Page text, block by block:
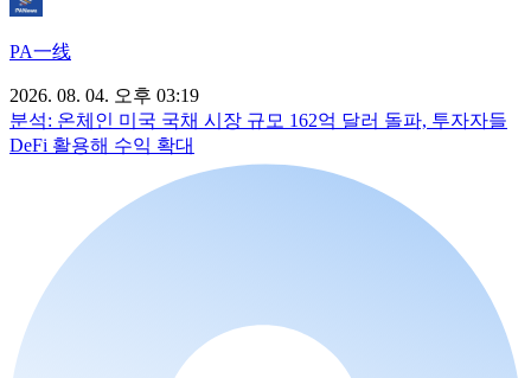
PA一线
2026. 08. 04. 오후 03:19
분석: 온체인 미국 국채 시장 규모 162억 달러 돌파, 투자자들
DeFi 활용해 수익 확대